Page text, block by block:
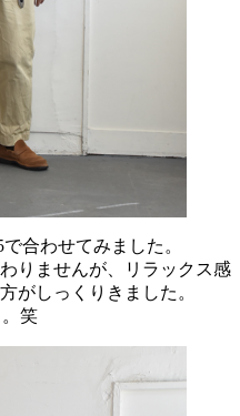
合わせてみました。
りませんが、リラックス感
がしっくりきました。
笑